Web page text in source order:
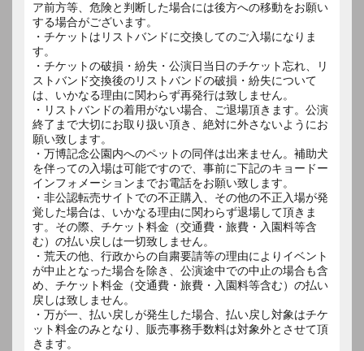
ア前方等、危険と判断した場合には後方への移動をお願い
する場合がございます。
・チケットはリストバンドに交換してのご入場になりま
す。
・チケットの破損・紛失・公演日当日のチケット忘れ、リ
ストバンド交換後のリストバンドの破損・紛失について
は、いかなる理由に関わらず再発行は致しません。
・リストバンドの着用がない場合、ご退場頂きます。公演
終了まで大切にお取り扱い頂き、絶対に外さないようにお
願い致します。
・万博記念公園内へのペットの同伴は出来ません。補助犬
を伴っての入場は可能ですので、事前に下記のキョードー
インフォメーションまでお電話をお願い致します。
・非公認転売サイトでの不正購入、その他の不正入場が発
覚した場合は、いかなる理由に関わらず退場して頂きま
す。その際、チケット料金（交通費・旅費・入園料等含
む）の払い戻しは一切致しません。
・荒天の他、行政からの自粛要請等の理由によりイベント
が中止となった場合を除き、公演途中での中止の場合も含
め、チケット料金（交通費・旅費・入園料等含む）の払い
戻しは致しません。
・万が一、払い戻しが発生した場合、払い戻し対象はチケ
ット料金のみとなり、販売事務手数料は対象外とさせて頂
きます。